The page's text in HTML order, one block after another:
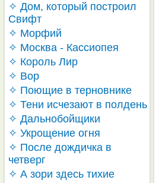
✧ Дом, который построил
Свифт
✧ Морфий
✧ Москва - Кассиопея
✧ Король Лир
✧ Вор
✧ Поющие в терновнике
✧ Тени исчезают в полдень
✧ Дальнобойщики
✧ Укрощение огня
✧ После дождичка в
четверг
✧ А зори здесь тихие